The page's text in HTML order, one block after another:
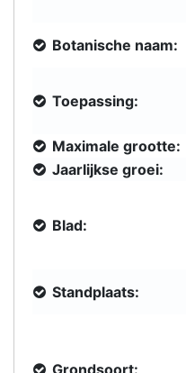
Botanische naam:
Toepassing:
Maximale grootte:
Jaarlijkse groei:
Blad:
Standplaats:
Grondsoort: